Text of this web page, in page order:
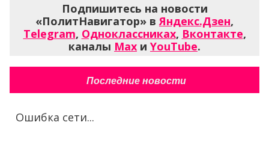
Подпишитесь на новости
«ПолитНавигатор» вЯндекс.Дзен,
Telegram, Одноклассниках, Вконтакте,
каналы Max и YouTube.
Последние новости
Ошибка сети...